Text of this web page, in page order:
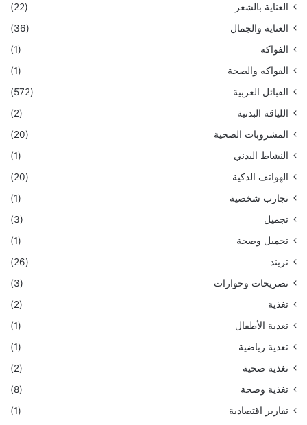
العناية بالشعر
(22)
العناية والجمال
(36)
الفواكه
(1)
الفواكه والصحة
(1)
القبائل العربية
(572)
اللياقة البدنية
(2)
المشروبات الصحية
(20)
النشاط البدني
(1)
الهواتف الذكية
(20)
تجارب شخصية
(1)
تجميل
(3)
تجميل وصحة
(1)
تريند
(26)
تصريحات وحوارات
(3)
تغذية
(2)
تغذية الأطفال
(1)
تغذية رياضية
(1)
تغذية صحية
(2)
تغذية وصحة
(8)
تقارير اقتصادية
(1)